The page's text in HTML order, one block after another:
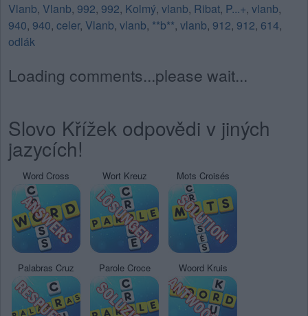
Vlanb, Vlanb, 992, 992, Kolmý, vlanb, Ribat, P...+, vlanb,
940, 940, celer, Vlanb, vlanb, **b**, vlanb, 912, 912, 614,
odlák
Loading comments...please wait...
Slovo Křížek odpovědi v jiných
jazycích!
Word Cross Wort Kreuz Mots Croisés
Palabras Cruz Parole Croce Woord Kruis